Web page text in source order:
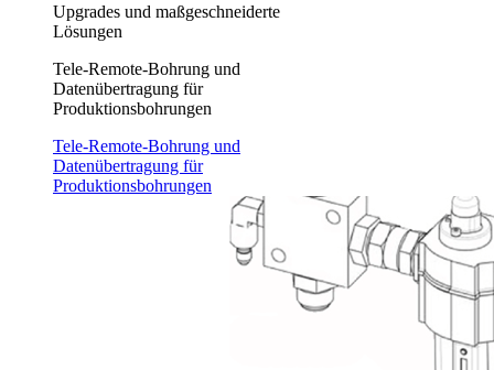
Upgrades und maßgeschneiderte
Lösungen
Tele-Remote-Bohrung und
Datenübertragung für
Produktionsbohrungen
Tele-Remote-Bohrung und
Datenübertragung für
Produktionsbohrungen